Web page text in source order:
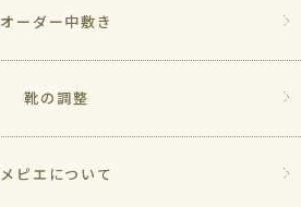
オーダー中敷き
靴の調整
メピエについて